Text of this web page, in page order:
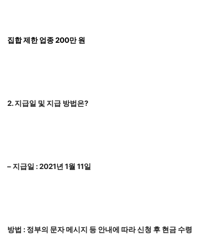
집합 제한 업종 200만 원
2. 지급일 및 지급 방법은?
– 지급일 : 2021년 1월 11일
방법 : 정부의 문자 메시지 등 안내에 따라 신청 후 현금 수령